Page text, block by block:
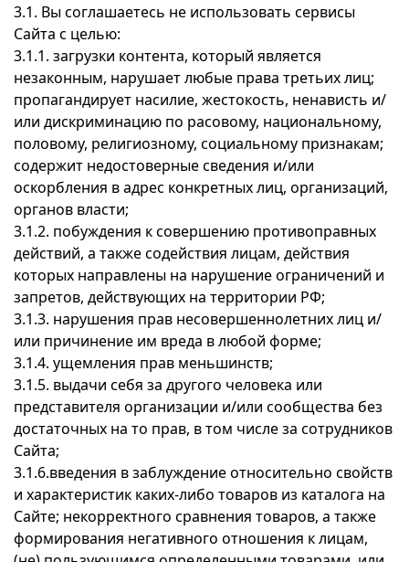
3.1. Вы соглашаетесь не использовать сервисы
Сайта с целью:
3.1.1. загрузки контента, который является
незаконным, нарушает любые права третьих лиц;
пропагандирует насилие, жестокость, ненависть и/
или дискриминацию по расовому, национальному,
половому, религиозному, социальному признакам;
содержит недостоверные сведения и/или
оскорбления в адрес конкретных лиц, организаций,
органов власти;
3.1.2. побуждения к совершению противоправных
действий, а также содействия лицам, действия
которых направлены на нарушение ограничений и
запретов, действующих на территории РФ;
3.1.3. нарушения прав несовершеннолетних лиц и/
или причинение им вреда в любой форме;
3.1.4. ущемления прав меньшинств;
3.1.5. выдачи себя за другого человека или
представителя организации и/или сообщества без
достаточных на то прав, в том числе за сотрудников
Сайта;
3.1.6.введения в заблуждение относительно свойств
и характеристик каких-либо товаров из каталога на
Сайте; некорректного сравнения товаров, а также
формирования негативного отношения к лицам,